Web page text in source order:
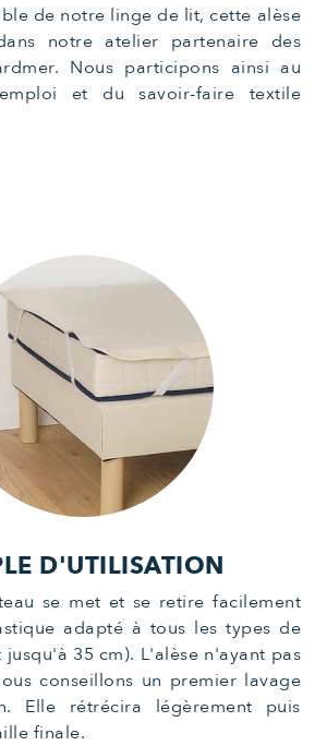
de notre linge de lit, cette alèse
notre atelier partenaire des
Nous participons ainsi au
et du savoir-faire textile
D'UTILISATION
se met et se retire facilement
adapté à tous les types de
35 cm). L'alèse n'ayant pas
conseillons un premier lavage
Elle rétrécira légèrement puis
finale.